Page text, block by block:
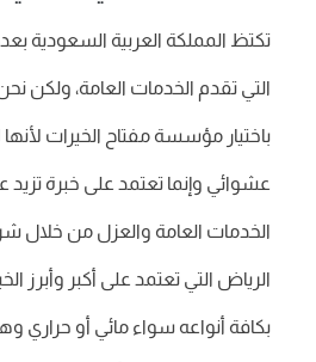
تكتظ المملكة العربية السعودية
التي تقدم الخدمات العامة، ولكن
باختيار مؤسسة مفتاح الخيرات
عشوائي وإنما تعتمد على خبرة
الخدمات العامة والعزل من خلال
الرياض التي تعتمد على أكبر وأبرز
بكافة أنواعه سواء مائي أو حراري